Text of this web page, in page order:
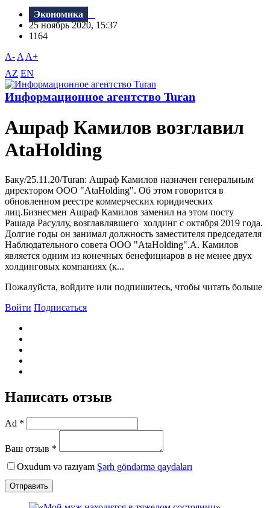
Экономика
25 ноябрь 2020, 15:37
1164
A- A A+
AZ EN
Информационное агентство Turan
Ашраф Камилов возглавил
AtaHolding
Баку/25.11.20/Turan: Ашраф Камилов назначен генеральным
директором ООО "AtaHolding". Об этом говорится в
обновленном реестре коммерческих юридических
лиц.Бизнесмен Ашраф Камилов заменил на этом посту
Рашада Расуллу, возглавлявшего холдинг с октября 2019 года.
Долгие годы он занимал должность заместителя председателя
Наблюдательного совета ООО "AtaHolding".А. Камилов
является одним из конечных бенефициаров в не менее двух
холдинговых компаниях (к...
Пожалуйста, войдите или подпишитесь, чтобы читать больше
Войти Подписаться
Написать отзыв
Ad *
Ваш отзыв *
Oxudum və razıyam Şərh göndərmə qaydaları
Отправить